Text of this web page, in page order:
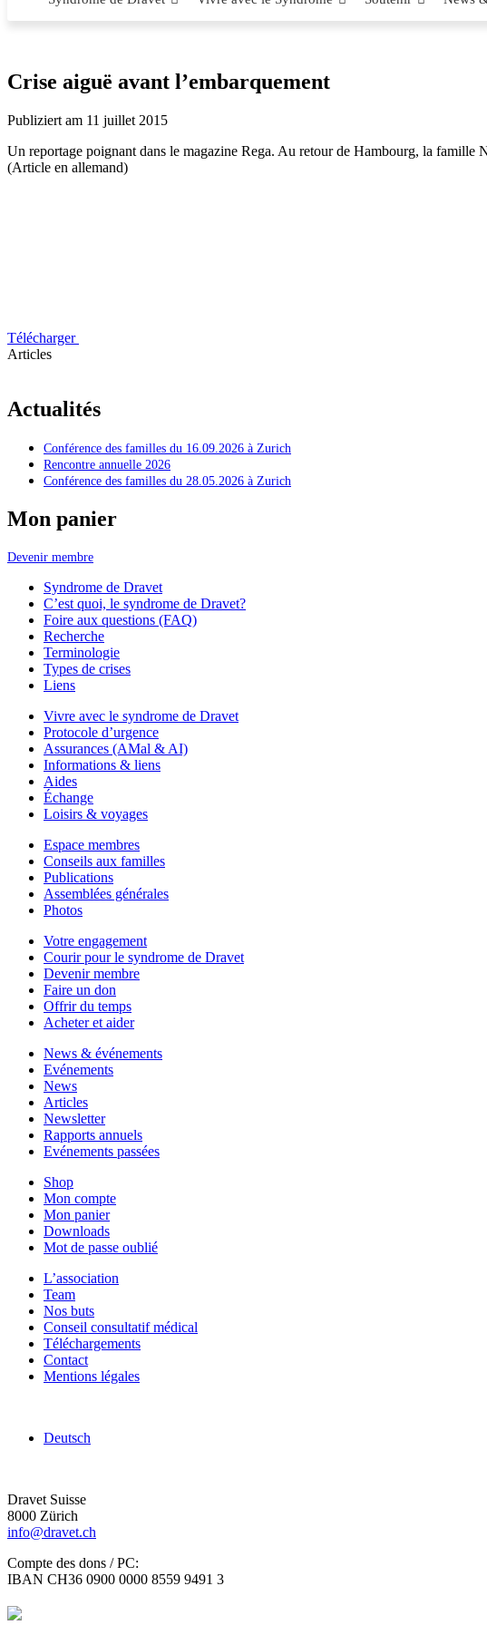
Crise aiguë avant l’embarquement
Publiziert am 11 juillet 2015
Un reportage poignant dans le magazine Rega. Au retour de Hambourg, la famille
(Article en allemand)
Télécharger
Articles
Actualités
Conférence des familles du 16.09.2026 à Zurich
Rencontre annuelle 2026
Conférence des familles du 28.05.2026 à Zurich
Mon panier
Devenir membre
Syndrome de Dravet
C’est quoi, le syndrome de Dravet?
Foire aux questions (FAQ)
Recherche
Terminologie
Types de crises
Liens
Vivre avec le syndrome de Dravet
Protocole d’urgence
Assurances (AMal & AI)
Informations & liens
Aides
Échange
Loisirs & voyages
Espace membres
Conseils aux familles
Publications
Assemblées générales
Photos
Votre engagement
Courir pour le syndrome de Dravet
Devenir membre
Faire un don
Offrir du temps
Acheter et aider
News & événements
Evénements
News
Articles
Newsletter
Rapports annuels
Evénements passées
Shop
Mon compte
Mon panier
Downloads
Mot de passe oublié
L’association
Team
Nos buts
Conseil consultatif médical
Téléchargements
Contact
Mentions légales
Deutsch
Dravet Suisse
8000 Zürich
info@dravet.ch
Compte des dons / PC:
IBAN CH36 0900 0000 8559 9491 3